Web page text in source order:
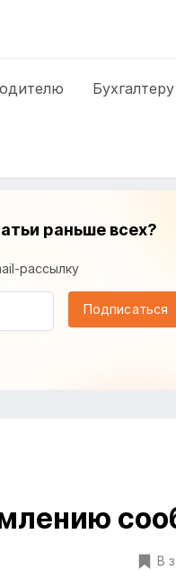
Бухгалтеру
раньше всех?
рассылку
Подписаться
В